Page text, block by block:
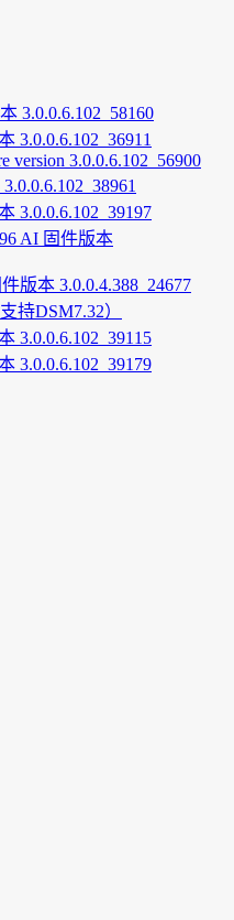
3.0.0.6.102_58160
3.0.0.6.102_36911
version 3.0.0.6.102_56900
3.0.0.6.102_39197
AI 固件版本
版本 3.0.0.4.388_24677
持DSM7.32）
3.0.0.6.102_39115
3.0.0.6.102_39179